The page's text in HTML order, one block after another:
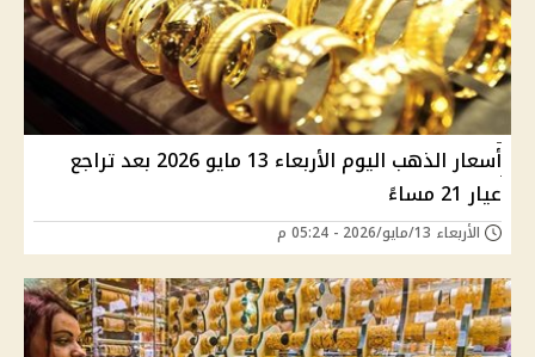
أسعار الذهب اليوم الأربعاء 13 مايو 2026 بعد تراجع
عيار 21 مساءً
الأربعاء 13/مايو/2026 - 05:24 م